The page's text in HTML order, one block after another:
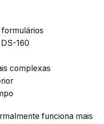
160
complexas
funciona mais